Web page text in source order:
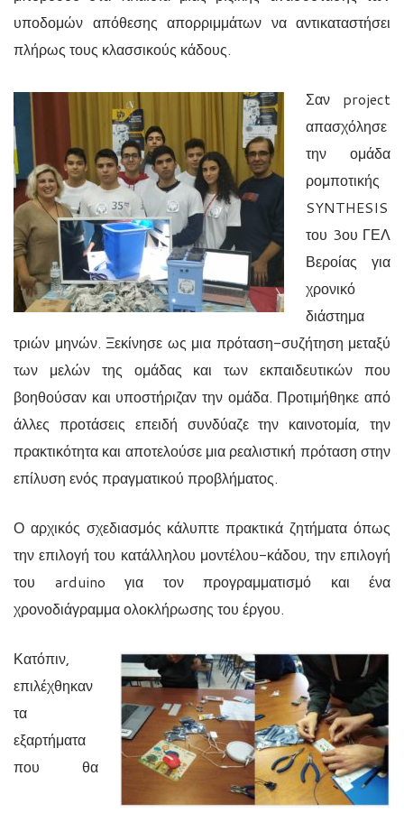
υποδομών απόθεσης απορριμμάτων να αντικαταστήσει
πλήρως τους κλασσικούς κάδους.
Σαν project
απασχόλησε
την ομάδα
ρομποτικής
SYNTHESIS
του 3ου ΓΕΛ
Βεροίας για
χρονικό
διάστημα
τριών μηνών. Ξεκίνησε ως μια πρόταση-συζήτηση μεταξύ
των μελών της ομάδας και των εκπαιδευτικών που
βοηθούσαν και υποστήριζαν την ομάδα. Προτιμήθηκε από
άλλες προτάσεις επειδή συνδύαζε την καινοτομία, την
πρακτικότητα και αποτελούσε μια ρεαλιστική πρόταση στην
επίλυση ενός πραγματικού προβλήματος.
Ο αρχικός σχεδιασμός κάλυπτε πρακτικά ζητήματα όπως
την επιλογή του κατάλληλου μοντέλου-κάδου, την επιλογή
του arduino για τον προγραμματισμό και ένα
χρονοδιάγραμμα ολοκλήρωσης του έργου.
Κατόπιν,
επιλέχθηκαν
τα
εξαρτήματα
που θα